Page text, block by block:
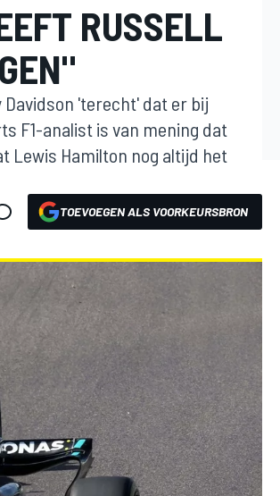
RUSSELL
Davidson 'terecht' dat er bij
F1-analist is van mening dat
Lewis Hamilton nog altijd het
TOEVOEGEN ALS VOORKEURSBRON